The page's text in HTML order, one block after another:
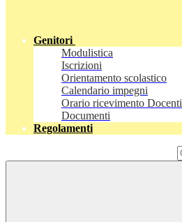
Genitori
Modulistica
Iscrizioni
Orientamento scolastico
Calendario impegni
Orario ricevimento Docenti
Documenti
Regolamenti